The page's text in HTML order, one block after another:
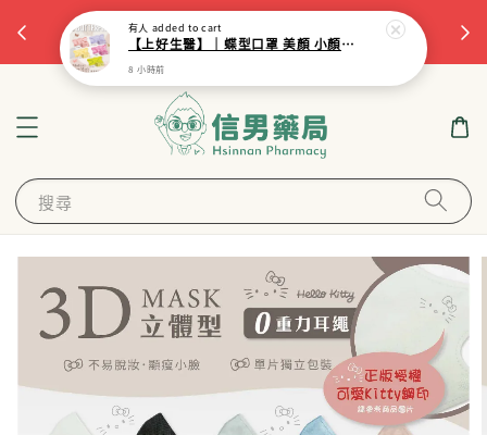
首次註冊，滿$799現抵$50 立即註冊
搜尋
有人 added to cart
【上好生醫】｜蝶型口罩 美顏 小顏視覺 蝴蝶口罩｜成人口罩｜醫療口罩｜台灣製
8 小時前